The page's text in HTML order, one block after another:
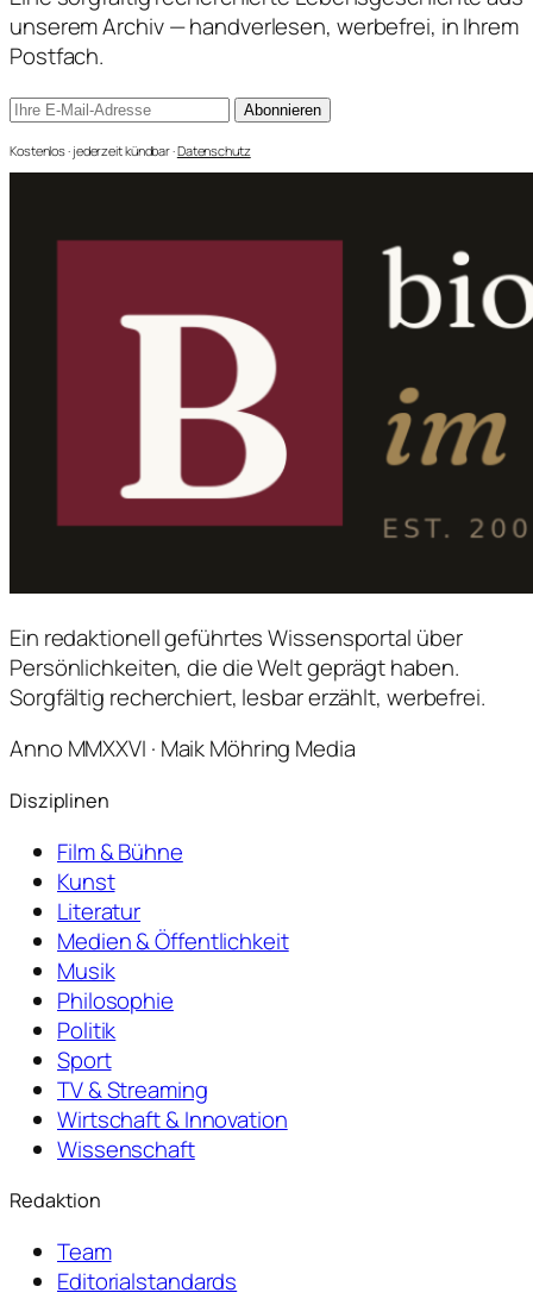
unserem Archiv — handverlesen, werbefrei, in Ihrem
Postfach.
Abonnieren
Kostenlos · jederzeit kündbar ·Datenschutz
Ein redaktionell geführtes Wissensportal über
Persönlichkeiten, die die Welt geprägt haben.
Sorgfältig recherchiert, lesbar erzählt, werbefrei.
Anno MMXXVI · Maik Möhring Media
Disziplinen
Film & Bühne
Kunst
Literatur
Medien & Öffentlichkeit
Musik
Philosophie
Politik
Sport
TV & Streaming
Wirtschaft & Innovation
Wissenschaft
Redaktion
Team
Editorialstandards